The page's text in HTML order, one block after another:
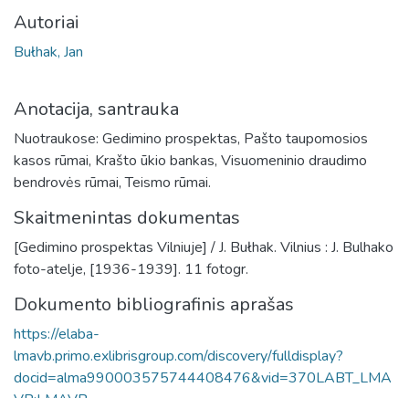
Autoriai
Bułhak, Jan
Anotacija, santrauka
Nuotraukose: Gedimino prospektas, Pašto taupomosios
kasos rūmai, Krašto ūkio bankas, Visuomeninio draudimo
bendrovės rūmai, Teismo rūmai.
Skaitmenintas dokumentas
[Gedimino prospektas Vilniuje] / J. Bułhak. Vilnius : J. Bulhako
foto-atelje, [1936-1939]. 11 fotogr.
Dokumento bibliografinis aprašas
https://elaba-
lmavb.primo.exlibrisgroup.com/discovery/fulldisplay?
docid=alma990003575744408476&vid=370LABT_LMA